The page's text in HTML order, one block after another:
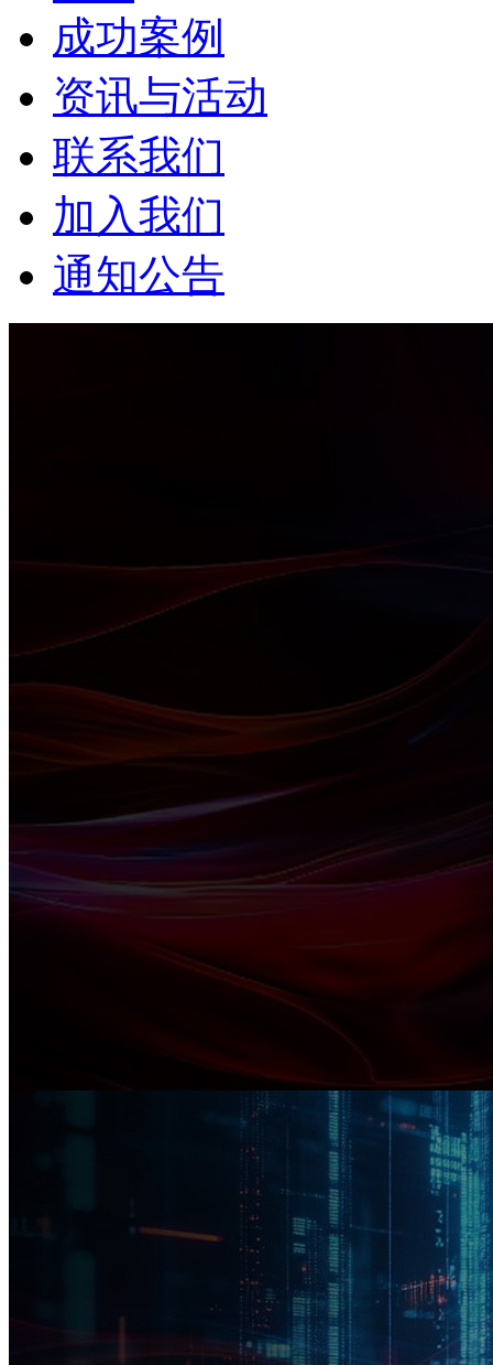
成功案例
资讯与活动
联系我们
加入我们
通知公告